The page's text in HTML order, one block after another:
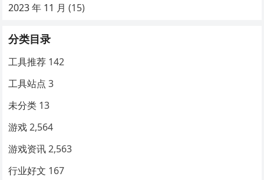
2023 年 11 月 (15)
分类目录
工具推荐 142
工具站点 3
未分类 13
游戏 2,564
游戏资讯 2,563
行业好文 167